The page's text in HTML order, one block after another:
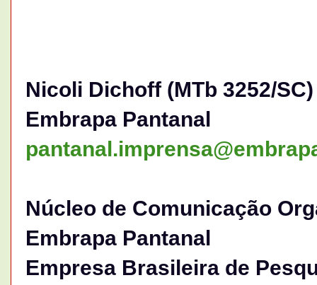
Nicoli Dichoff (MTb 3252/
Embrapa Pantanal
Núcleo de Comunicação
Embrapa Pantanal
Empresa Brasileira de